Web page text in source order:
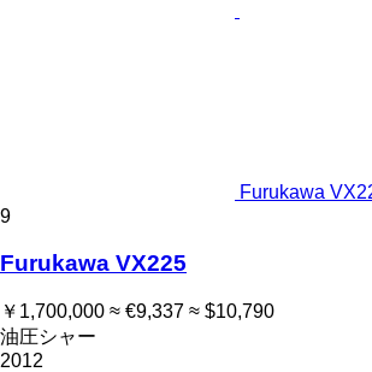
Furukawa
9
Furukawa VX225
￥1,700,000 ≈ €9,337 ≈ $10,790
油圧シャー
2012